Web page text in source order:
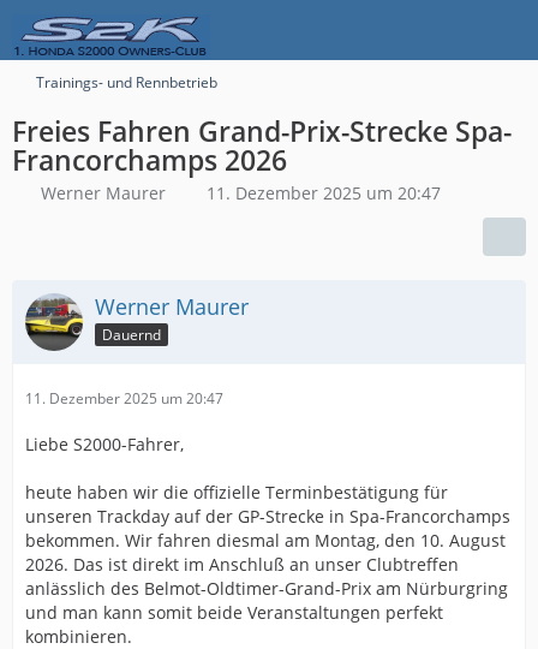
Trainings- und Rennbetrieb
Freies Fahren Grand-Prix-Strecke Spa-
Francorchamps 2026
Werner Maurer 11. Dezember 2025 um 20:47
Werner Maurer
Dauernd
11. Dezember 2025 um 20:47
Liebe S2000-Fahrer,
heute haben wir die offizielle Terminbestätigung für
unseren Trackday auf der GP-Strecke in Spa-Francorchamps
bekommen. Wir fahren diesmal am Montag, den 10. August
2026. Das ist direkt im Anschluß an unser Clubtreffen
anlässlich des Belmot-Oldtimer-Grand-Prix am Nürburgring
und man kann somit beide Veranstaltungen perfekt
kombinieren.